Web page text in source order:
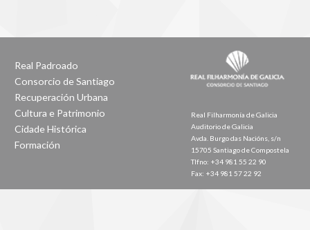
Real Padroado
Consorcio de Santiago
Recuperación Urbana
Cultura e Patrimonio
Cidade Histórica
Formación
Real Filharmonía de Galicia
Auditorio de Galicia
Avda. Burgo das Nacións, s/n
15705 Santiago de Compostela
Tlfno: +34 981 55 22 90
Fax: +34 981 57 22 92